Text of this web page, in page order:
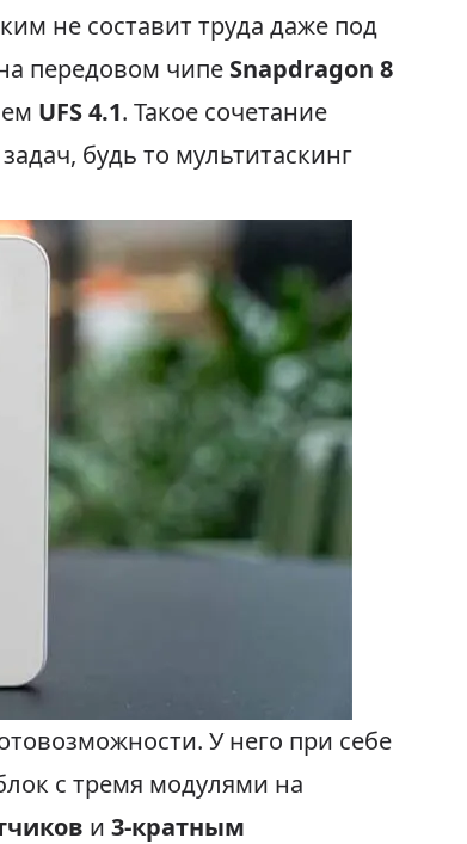
не составит труда даже под
передовом чипе Snapdragon 8
UFS 4.1. Такое сочетание
будь то мультитаскинг
У него при себе
с тремя модулями на
и 3-кратным